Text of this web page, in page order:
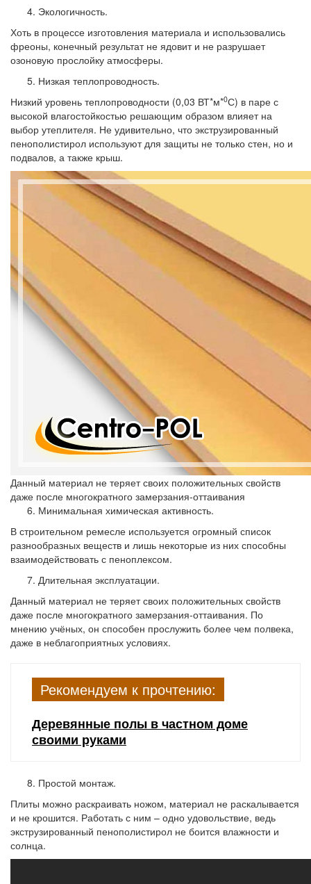
Экологичность.
Хоть в процессе изготовления материала и использовались
фреоны, конечный результат не ядовит и не разрушает
озоновую прослойку атмосферы.
Низкая теплопроводность.
Низкий уровень теплопроводности (0,03 ВТ*м*0С) в паре с
высокой влагостойкостью решающим образом влияет на
выбор утеплителя. Не удивительно, что экструзированный
пенополистирол используют для защиты не только стен, но и
подвалов, а также крыш.
Данный материал не теряет своих положительных свойств
даже после многократного замерзания-оттаивания
Минимальная химическая активность.
В строительном ремесле используется огромный список
разнообразных веществ и лишь некоторые из них способны
взаимодействовать с пеноплексом.
Длительная эксплуатации.
Данный материал не теряет своих положительных свойств
даже после многократного замерзания-оттаивания. По
мнению учёных, он способен прослужить более чем полвека,
даже в неблагоприятных условиях.
Рекомендуем к прочтению:
Деревянные полы в частном доме
своими руками
Простой монтаж.
Плиты можно раскраивать ножом, материал не раскалывается
и не крошится. Работать с ним – одно удовольствие, ведь
экструзированный пенополистирол не боится влажности и
солнца.